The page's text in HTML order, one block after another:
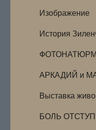
Изображение
История
АРКАДИЙ и
Выставка
БОЛЬ